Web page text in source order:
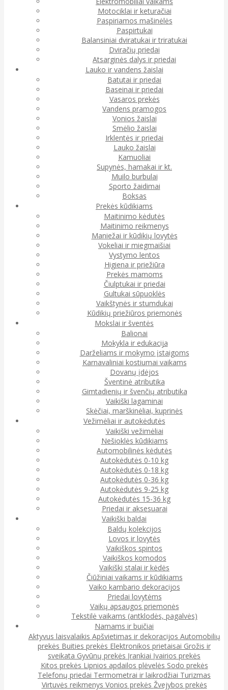
Motociklai ir keturačiai
Paspiriamos mašinėlės
Paspirtukai
Balansiniai dviratukai ir triratukai
Dviračių priedai
Atsarginės dalys ir priedai
Lauko ir vandens žaislai
Batutai ir priedai
Baseinai ir priedai
Vasaros prekės
Vandens pramogos
Vonios žaislai
Smėlio žaislai
Irklentės ir priedai
Lauko žaislai
Kamuoliai
Supynės, hamakai ir kt.
Muilo burbulai
Sporto žaidimai
Boksas
Prekės kūdikiams
Maitinimo kėdutės
Maitinimo reikmenys
Maniežai ir kūdikių lovytės
Vokeliai ir miegmaišiai
Vystymo lentos
Higiena ir priežiūra
Prekės mamoms
Čiulptukai ir priedai
Gultukai sūpuoklės
Vaikštynės ir stumdukai
Kūdikių priežiūros priemonės
Mokslai ir šventės
Balionai
Mokykla ir edukacija
Darželiams ir mokymo įstaigoms
Karnavaliniai kostiumai vaikams
Dovanų įdėjos
Šventinė atributika
Gimtadienių ir švenčių atributika
Vaikiški lagaminai
Skėčiai, marškinėliai, kuprinės
Vežimėliai ir autokėdutės
Vaikiški vežimėliai
Nešioklės kūdikiams
Automobilinės kėdutės
Autokėdutės 0-10 kg
Autokėdutės 0-18 kg
Autokėdutės 0-36 kg
Autokėdutės 9-25 kg
Autokėdutės 15-36 kg
Priedai ir aksesuarai
Vaikiški baldai
Baldų kolekcijos
Lovos ir lovytės
Vaikiškos spintos
Vaikiškos komodos
Vaikiški stalai ir kėdės
Čiūžiniai vaikams ir kūdikiams
Vaiko kambario dekoracijos
Priedai lovytėms
Vaikų apsaugos priemonės
Tekstilė vaikams (antklodės, pagalvės)
Namams ir buičiai
Aktyvus laisvalaikis Apšvietimas ir dekoracijos Automobilių
prekės Buities prekės Elektronikos prietaisai Grožis ir
sveikata Gyvūnų prekės Įrankiai Įvairios prekės
Kitos prekės Lipnios apdailos plėvelės Sodo prekės
Telefonų priedai Termometrai ir laikrodžiai Turizmas
Virtuvės reikmenys Vonios prekės Žvejybos prekės